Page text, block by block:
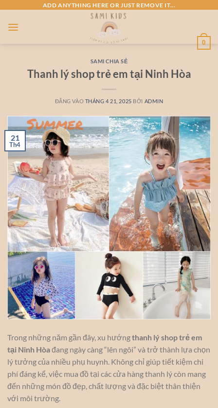
nội
dung
ADD ANYTHING HERE OR JUST REMOVE IT...
0
SAMI CHIA SẺ
Thanh lý shop trẻ em tại Ninh Hòa
ĐĂNG VÀO THÁNG 4 21, 2025 BỞI ADMIN
21
Th4
Trong những năm gần đây, xu hướngthanh lý shop trẻ em
tại Ninh Hòađang ngày càng “lên ngôi” và trở thành lựa chọn
lý tưởng của nhiều phụ huynh. Không chỉ giúp tiết kiệm chi
phí đáng kể, việc mua đồ tại các cửa hàng thanh lý còn mang
đến những món đồ đẹp, chất lượng và đặc biệt thân thiện
với môi trường.